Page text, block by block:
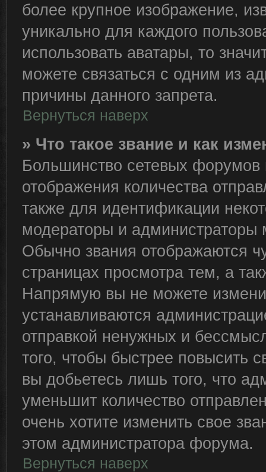
более крупное изображение,
уникально для каждого
использовать аватары, то
можете связаться с одним из
причины данного запрета.
Вернуться наверх
» Что такое звание и как
Большинство сетевых форумов
отображения количества
также для идентификации
модераторы и администраторы
Обычно звания отображаются
страницах просмотра тем, а
Напрямую вы не можете
устанавливаются
отправкой ненужных и
того, чтобы быстрее повысить
вы добьетесь лишь того, что
уменьшит количество
очень хотите изменить свое
этом администратора форума.
Вернуться наверх